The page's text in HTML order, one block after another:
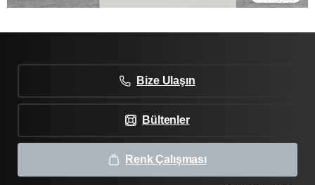
Bize Ulaşın
Bültenler
Renk Çalışması